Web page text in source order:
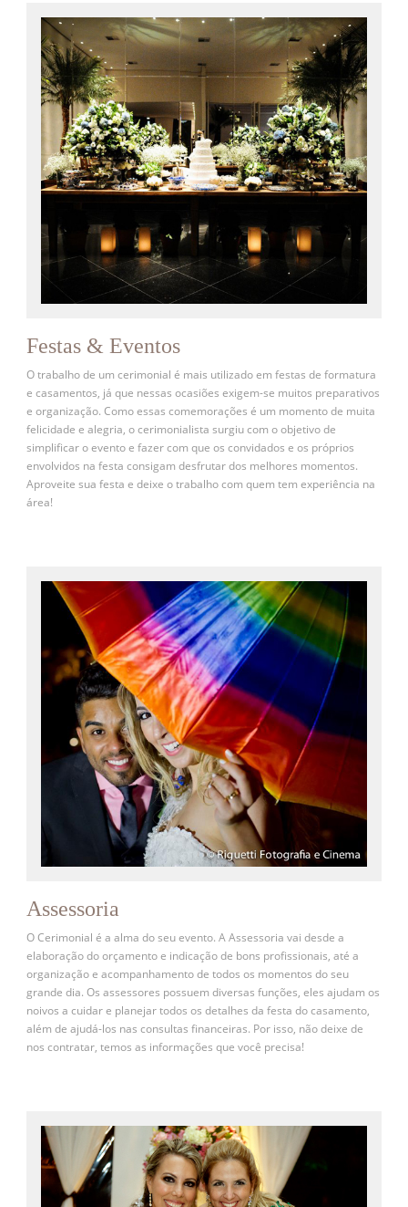
Festas & Eventos
O trabalho de um cerimonial é mais utilizado em festas de formatura
e casamentos, já que nessas ocasiões exigem-se muitos preparativos
e organização. Como essas comemorações é um momento de muita
felicidade e alegria, o cerimonialista surgiu com o objetivo de
simplificar o evento e fazer com que os convidados e os próprios
envolvidos na festa consigam desfrutar dos melhores momentos.
Aproveite sua festa e deixe o trabalho com quem tem experiência na
área!
Assessoria
O Cerimonial é a alma do seu evento. A Assessoria vai desde a
elaboração do orçamento e indicação de bons profissionais, até a
organização e acompanhamento de todos os momentos do seu
grande dia. Os assessores possuem diversas funções, eles ajudam os
noivos a cuidar e planejar todos os detalhes da festa do casamento,
além de ajudá-los nas consultas financeiras. Por isso, não deixe de
nos contratar, temos as informações que você precisa!